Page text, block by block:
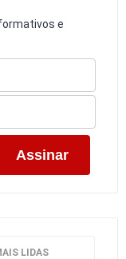
e
LIDAS